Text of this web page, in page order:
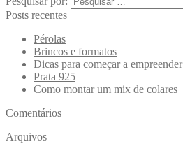
Posts recentes
Pérolas
Brincos e formatos
Dicas para começar a empreender
Prata 925
Como montar um mix de colares
Comentários
Arquivos